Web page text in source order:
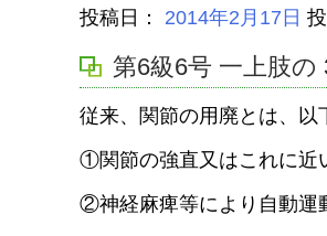
投稿日： 2014年2月17日
第6級6号 一上肢
従来、関節の用廃とは、以
①関節の強直又はこれに近
②神経麻痺等により自動運